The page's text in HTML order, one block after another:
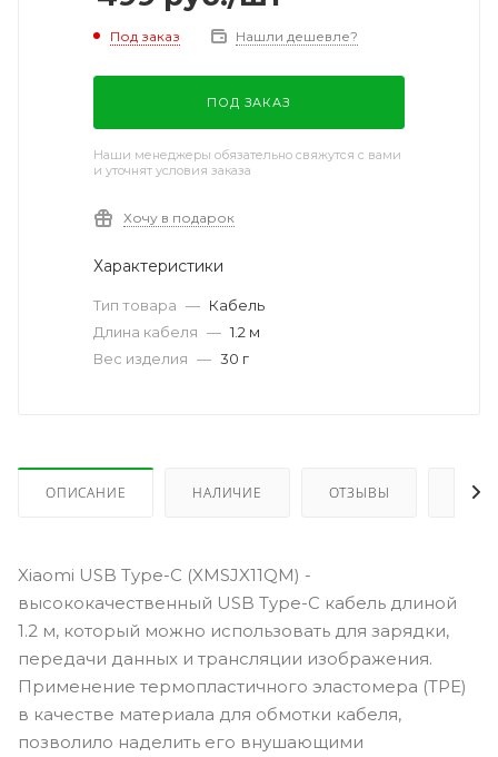
Под заказ Нашли дешевле?
ПОД ЗАКАЗ
Наши менеджеры обязательно свяжутся с вами
и уточнят условия заказа
Хочу в подарок
Характеристики
Тип товара — Кабель
Длина кабеля — 1.2 м
Вес изделия — 30 г
ОПИСАНИЕ НАЛИЧИЕ ОТЗЫВЫ КАК
Xiaomi USB Type-C (XMSJX11QM) -
высококачественный USB Type-C кабель длиной
1.2 м, который можно использовать для зарядки,
передачи данных и трансляции изображения.
Применение термопластичного эластомера (ТРЕ)
в качестве материала для обмотки кабеля,
позволило наделить его внушающими